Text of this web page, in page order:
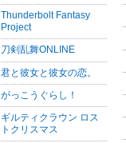
Thunderbolt Fantasy
Project
刀剣乱舞ONLINE
君と彼女と彼女の恋。
がっこうぐらし！
ギルティクラウン ロス
トクリスマス